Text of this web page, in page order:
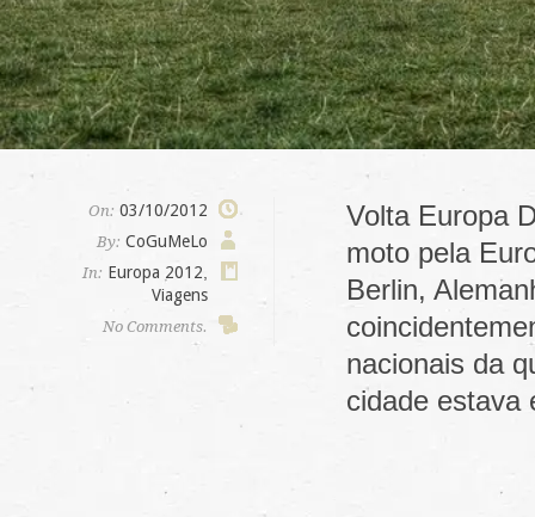
On: 03/10/2012
By: CoGuMeLo
In: Europa 2012
Viagens
No Comments.
Volta Europa
moto pela
Berlin,
nacionais da
cidade